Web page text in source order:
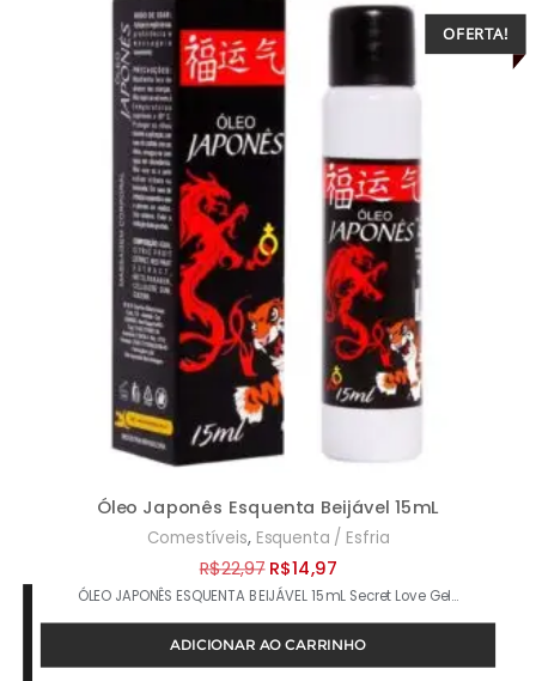
OFERTA!
Óleo Japonês Esquenta Beijável 15mL
Comestíveis, Esquenta / Esfria
R$22,97 O
preço
original
era:
R$14,97O
preço
atual
é:
ÓLEO JAPONÊS ESQUENTA BEIJÁVEL 15mL Secret Love Gel…
ADICIONAR AO CARRINHO